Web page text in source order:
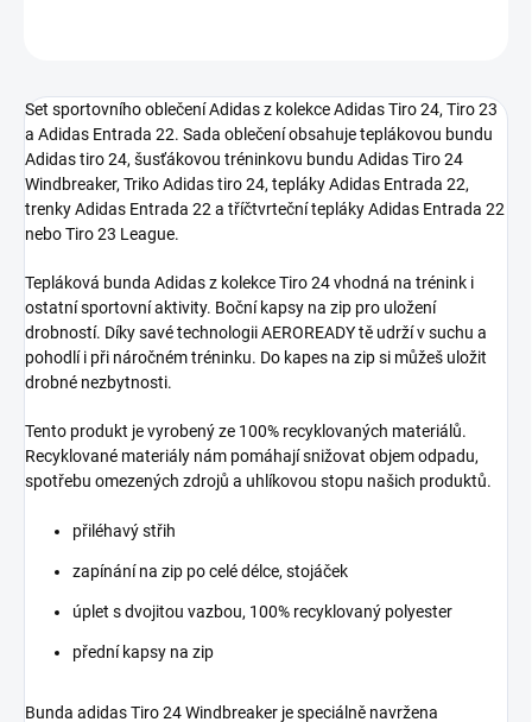
Set sportovního oblečení Adidas z kolekce Adidas Tiro 24, Tiro 23
a Adidas Entrada 22. Sada oblečení obsahuje teplákovou bundu
Adidas tiro 24, šusťákovou tréninkovu bundu Adidas Tiro 24
Windbreaker, Triko Adidas tiro 24, tepláky Adidas Entrada 22,
trenky Adidas Entrada 22 a tříčtvrteční tepláky Adidas Entrada 22
nebo Tiro 23 League.
Tepláková bunda Adidas z kolekce Tiro 24vhodná na trénink i
ostatní sportovní aktivity. Boční kapsy na zip pro uložení
drobností. Díky savé technologii AEROREADY tě udrží v suchu a
pohodlí i při náročném tréninku. Do kapes na zip si můžeš uložit
drobné nezbytnosti.
Tento produkt je vyrobený ze 100% recyklovaných materiálů.
Recyklované materiály nám pomáhají snižovat objem odpadu,
spotřebu omezených zdrojů a uhlíkovou stopu našich produktů.
přiléhavý střih
zapínání na zip po celé délce, stojáček
úplet s dvojitou vazbou, 100% recyklovaný polyester
přední kapsy na zip
Bunda adidas Tiro 24 Windbreaker je speciálně navržena